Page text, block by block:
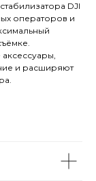
DJI
операторов и
и расширяют